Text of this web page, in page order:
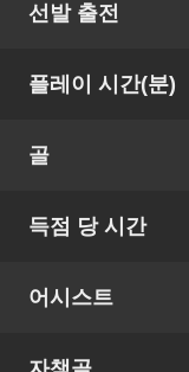
선발 출전
플레이 시간(분)
골
득점 당 시간
어시스트